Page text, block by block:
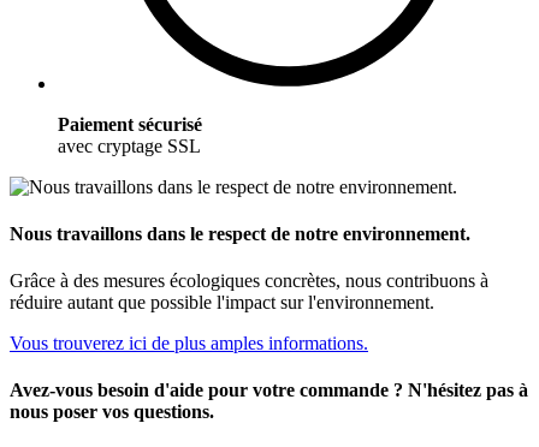
Paiement sécurisé
avec cryptage SSL
Nous travaillons dans le respect de notre environnement.
Grâce à des mesures écologiques concrètes, nous contribuons à
réduire autant que possible l'impact sur l'environnement.
Vous trouverez ici de plus amples informations.
Avez-vous besoin d'aide pour votre commande ? N'hésitez pas à
nous poser vos questions.